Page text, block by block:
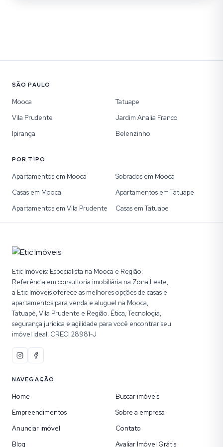
SÃO PAULO
Mooca
Tatuape
Vila Prudente
Jardim Analia Franco
Ipiranga
Belenzinho
POR TIPO
Apartamentos em Mooca
Sobrados em Mooca
Casas em Mooca
Apartamentos em Tatuape
Apartamentos em Vila Prudente
Casas em Tatuape
Etic Imóveis: Especialista na Mooca e Região.
Referência em consultoria imobiliária na Zona Leste,
a Etic Imóveis oferece as melhores opções de casas e
apartamentos para venda e aluguel na Mooca,
Tatuapé, Vila Prudente e Região. Ética, Tecnologia,
segurança jurídica e agilidade para você encontrar seu
imóvel ideal. CRECI 28981-J
NAVEGAÇÃO
Home
Buscar imóveis
Empreendimentos
Sobre a empresa
Anunciar imóvel
Contato
Blog
Avaliar Imóvel Grátis